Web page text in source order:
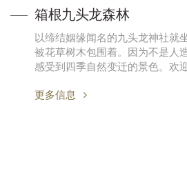
箱根九头龙森林
以缔结姻缘闻名的九头龙神社就
被花草树木包围着。因为不是人
感受到四季自然变迁的景色。欢
更多信息